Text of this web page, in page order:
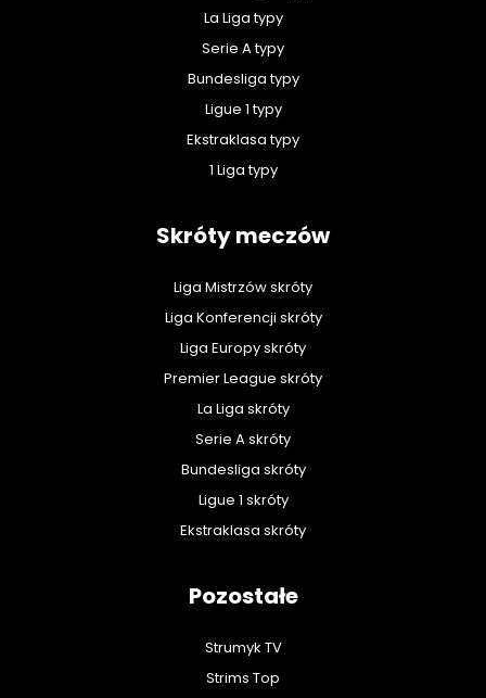
La Liga typy
Serie A typy
Bundesliga typy
Ligue 1 typy
Ekstraklasa typy
1 Liga typy
Skróty meczów
Liga Mistrzów skróty
Liga Konferencji skróty
Liga Europy skróty
Premier League skróty
La Liga skróty
Serie A skróty
Bundesliga skróty
Ligue 1 skróty
Ekstraklasa skróty
Pozostałe
Strumyk TV
Strims Top